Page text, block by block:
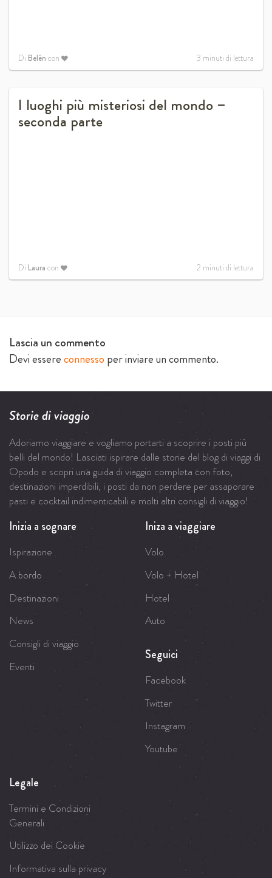
Di Belén con 3 minuti di lettura
I luoghi più misteriosi del mondo –
seconda parte
Di Laura con 2 minuti di lettura
Lascia un commento
Devi essereconnesso per inviare un commento.
Storie di viaggio
Adoriamo viaggiare e vogliamo portarti a scoprire i posti più
belli del mondo! Lasciati ispirare dalle storie del blog di viaggi di
Opodo e scopri una guida di viaggio completa con foto,
destinazioni imperdibili, i posti da non perdere per assaporare
pasti e cocktail indimenticabili e molti altri consigli di viaggio!
Inizia a sognare
Ispirazione
A bordo
Destinazioni
News
Consigli di viaggio
Eventi
Iniza a viaggiare
Volo
Volo + Hotel
Hotel
Auto
Seguici
Facebook
Twitter
Instagram
Youtube
Legale
Termini e Condizioni
Generali
Utilizzo dei Cookie
Informativa sulla privacy